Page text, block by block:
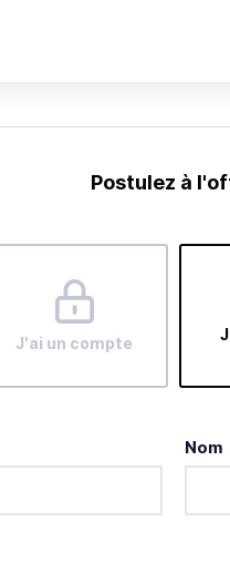
Postulez à
J'ai un compte
Nom